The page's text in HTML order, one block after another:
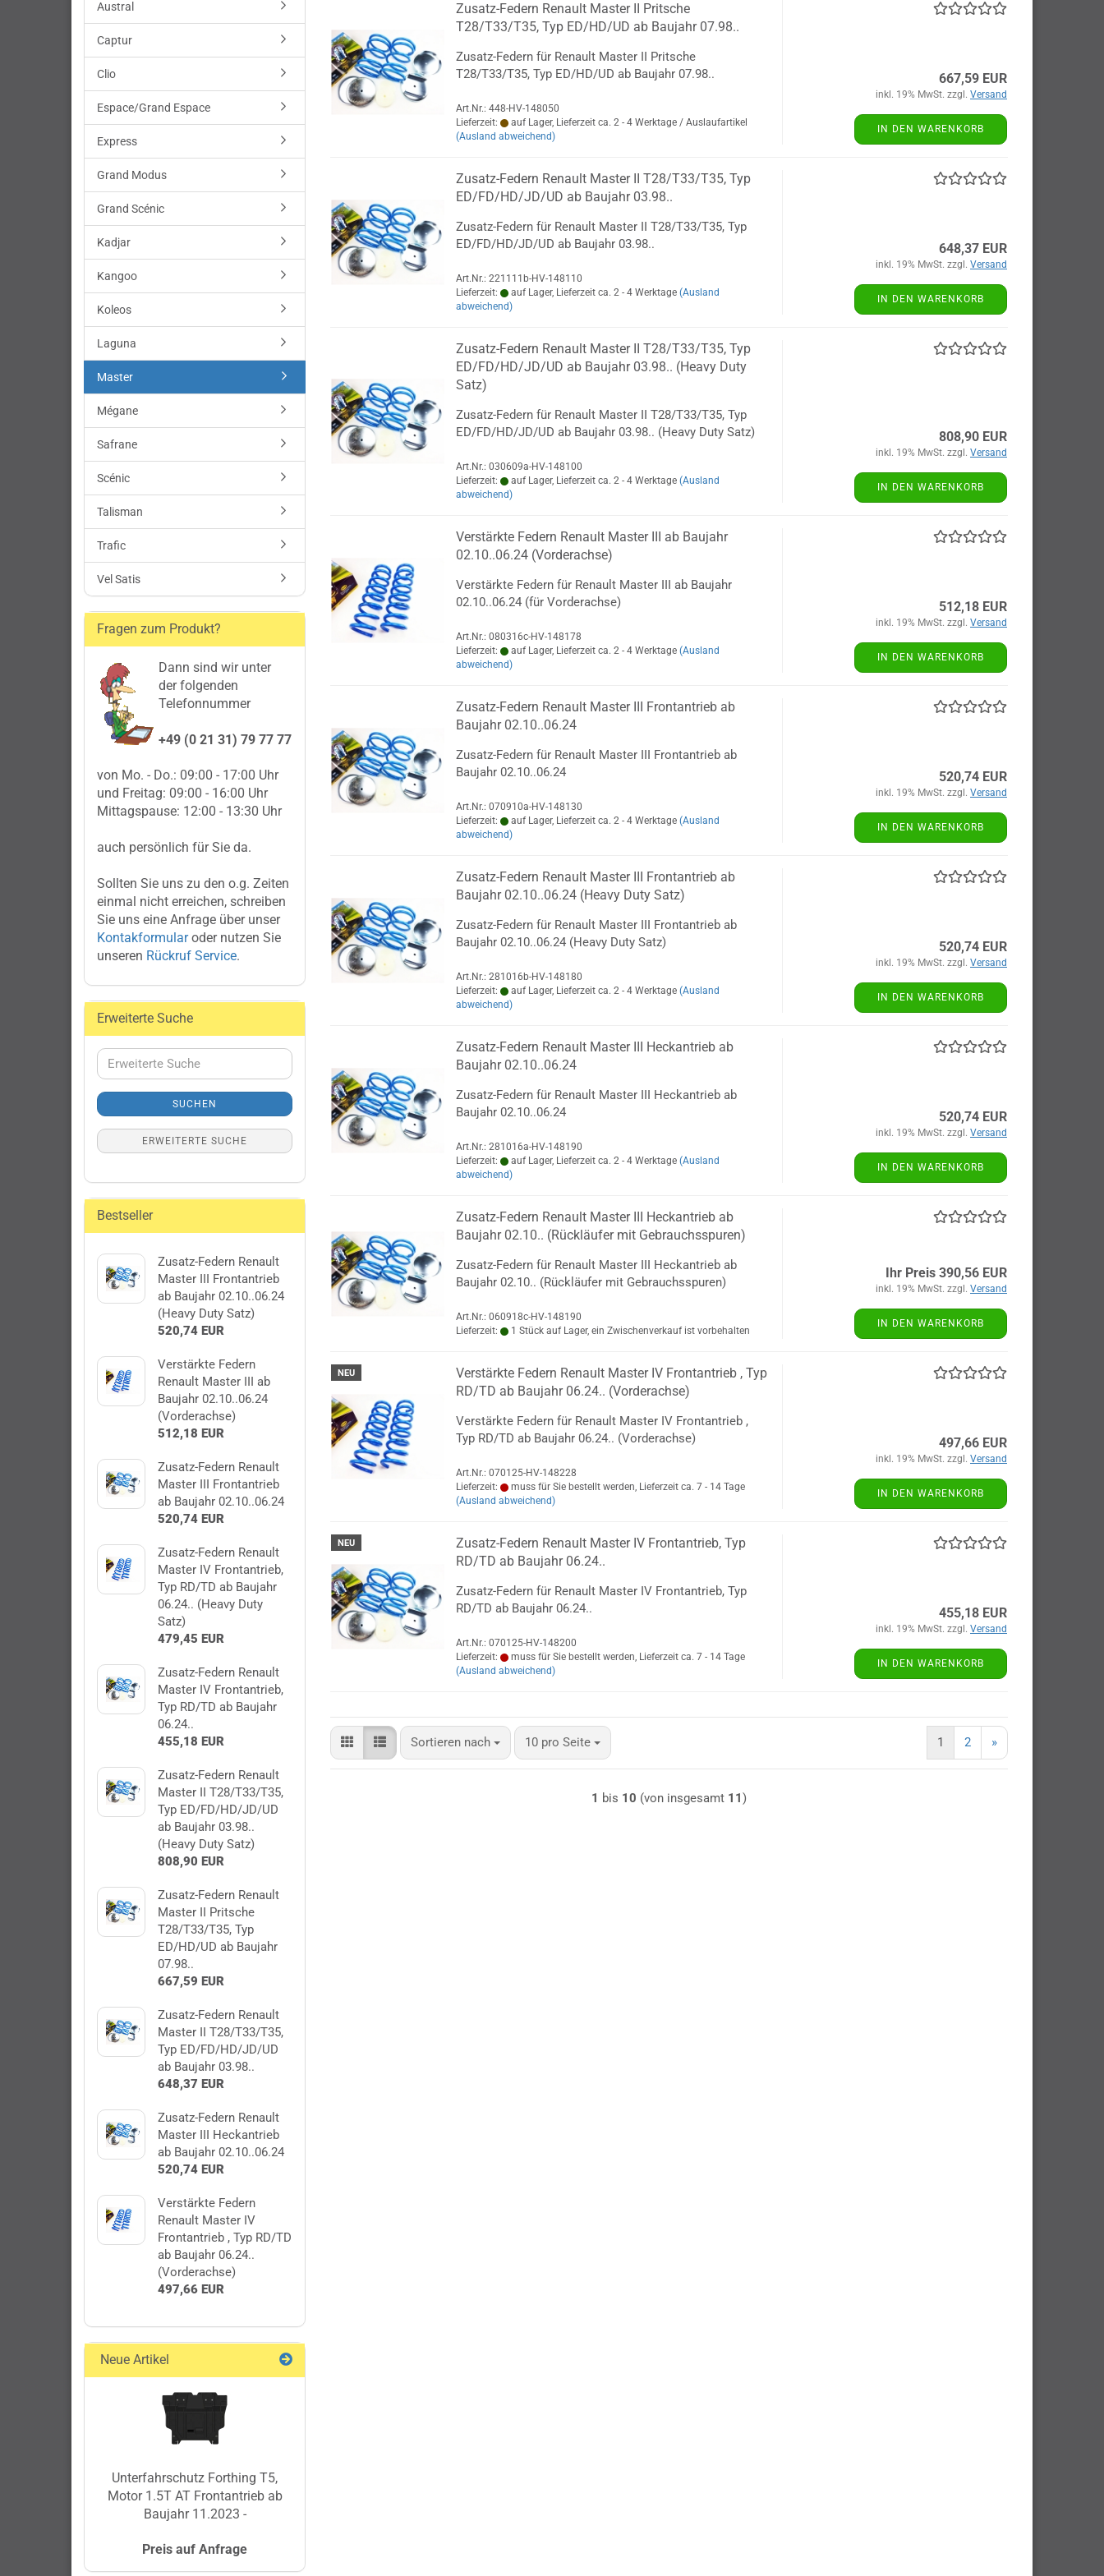
Zusatz-Federn Renault Master II Pritsche
T28/T33/T35, Typ ED/HD/UD ab Baujahr 07.98..
Zusatz-Federn für Renault Master II Pritsche
T28/T33/T35, Typ ED/HD/UD ab Baujahr 07.98..
Art.Nr.: 448-HV-148050
Lieferzeit:
auf Lager, Lieferzeit ca. 2 - 4 Werktage / Auslaufartikel
(Ausland abweichend)
667,59 EUR
inkl. 19% MwSt. zzgl. Versand
IN DEN WARENKORB
Zusatz-Federn Renault Master II T28/T33/T35, Typ
ED/FD/HD/JD/UD ab Baujahr 03.98..
Zusatz-Federn für Renault Master II T28/T33/T35, Typ
ED/FD/HD/JD/UD ab Baujahr 03.98..
Art.Nr.: 221111b-HV-148110
Lieferzeit:
auf Lager, Lieferzeit ca. 2 - 4 Werktage (Ausland
abweichend)
648,37 EUR
inkl. 19% MwSt. zzgl. Versand
IN DEN WARENKORB
Zusatz-Federn Renault Master II T28/T33/T35, Typ
ED/FD/HD/JD/UD ab Baujahr 03.98.. (Heavy Duty
Satz)
Zusatz-Federn für Renault Master II T28/T33/T35, Typ
ED/FD/HD/JD/UD ab Baujahr 03.98.. (Heavy Duty Satz)
Art.Nr.: 030609a-HV-148100
Lieferzeit:
auf Lager, Lieferzeit ca. 2 - 4 Werktage (Ausland
abweichend)
808,90 EUR
inkl. 19% MwSt. zzgl. Versand
IN DEN WARENKORB
Verstärkte Federn Renault Master III ab Baujahr
02.10..06.24 (Vorderachse)
Verstärkte Federn für Renault Master III ab Baujahr
02.10..06.24 (für Vorderachse)
Art.Nr.: 080316c-HV-148178
Lieferzeit:
auf Lager, Lieferzeit ca. 2 - 4 Werktage (Ausland
abweichend)
512,18 EUR
inkl. 19% MwSt. zzgl. Versand
IN DEN WARENKORB
Zusatz-Federn Renault Master III Frontantrieb ab
Baujahr 02.10..06.24
Zusatz-Federn für Renault Master III Frontantrieb ab
Baujahr 02.10..06.24
Art.Nr.: 070910a-HV-148130
Lieferzeit:
auf Lager, Lieferzeit ca. 2 - 4 Werktage (Ausland
abweichend)
520,74 EUR
inkl. 19% MwSt. zzgl. Versand
IN DEN WARENKORB
Zusatz-Federn Renault Master III Frontantrieb ab
Baujahr 02.10..06.24 (Heavy Duty Satz)
Zusatz-Federn für Renault Master III Frontantrieb ab
Baujahr 02.10..06.24 (Heavy Duty Satz)
Art.Nr.: 281016b-HV-148180
Lieferzeit:
auf Lager, Lieferzeit ca. 2 - 4 Werktage (Ausland
abweichend)
520,74 EUR
inkl. 19% MwSt. zzgl. Versand
IN DEN WARENKORB
Zusatz-Federn Renault Master III Heckantrieb ab
Baujahr 02.10..06.24
Zusatz-Federn für Renault Master III Heckantrieb ab
Baujahr 02.10..06.24
Art.Nr.: 281016a-HV-148190
Lieferzeit:
auf Lager, Lieferzeit ca. 2 - 4 Werktage (Ausland
abweichend)
520,74 EUR
inkl. 19% MwSt. zzgl. Versand
IN DEN WARENKORB
Zusatz-Federn Renault Master III Heckantrieb ab
Baujahr 02.10.. (Rückläufer mit Gebrauchsspuren)
Zusatz-Federn für Renault Master III Heckantrieb ab
Baujahr 02.10.. (Rückläufer mit Gebrauchsspuren)
Art.Nr.: 060918c-HV-148190
Lieferzeit:
1 Stück auf Lager, ein Zwischenverkauf ist vorbehalten
Ihr Preis 390,56 EUR
inkl. 19% MwSt. zzgl. Versand
IN DEN WARENKORB
NEU
Verstärkte Federn Renault Master IV Frontantrieb , Typ
RD/TD ab Baujahr 06.24.. (Vorderachse)
Verstärkte Federn für Renault Master IV Frontantrieb ,
Typ RD/TD ab Baujahr 06.24.. (Vorderachse)
Art.Nr.: 070125-HV-148228
Lieferzeit:
muss für Sie bestellt werden, Lieferzeit ca. 7 - 14 Tage
(Ausland abweichend)
497,66 EUR
inkl. 19% MwSt. zzgl. Versand
IN DEN WARENKORB
NEU
Zusatz-Federn Renault Master IV Frontantrieb, Typ
RD/TD ab Baujahr 06.24..
Zusatz-Federn für Renault Master IV Frontantrieb, Typ
RD/TD ab Baujahr 06.24..
Art.Nr.: 070125-HV-148200
Lieferzeit:
muss für Sie bestellt werden, Lieferzeit ca. 7 - 14 Tage
(Ausland abweichend)
455,18 EUR
inkl. 19% MwSt. zzgl. Versand
IN DEN WARENKORB
Sortieren nach
Sortieren nach 10 pro Seite
pro Seite 1 2 »
1 bis 10 (von insgesamt 11)
Austral
Captur
Clio
Espace/Grand Espace
Express
Grand Modus
Grand Scénic
Kadjar
Kangoo
Koleos
Laguna
Master
Mégane
Safrane
Scénic
Talisman
Trafic
Vel Satis
Fragen zum Produkt?
Dann sind wir unter
der folgenden
Telefonnummer
+49 (0 21 31) 79 77 77
von Mo. - Do.: 09:00 - 17:00 Uhr
und Freitag: 09:00 - 16:00 Uhr
Mittagspause: 12:00 - 13:30 Uhr
auch persönlich für Sie da.
Sollten Sie uns zu den o.g. Zeiten
einmal nicht erreichen, schreiben
Sie uns eine Anfrage über unser
Kontakformularoder nutzen Sie
unseren Rückruf Service.
Erweiterte Suche
Erweiterte
Suche
SUCHEN
ERWEITERTE SUCHE
Bestseller
Zusatz-Federn Renault
Master III Frontantrieb
ab Baujahr 02.10..06.24
(Heavy Duty Satz)
520,74 EUR
Verstärkte Federn
Renault Master III ab
Baujahr 02.10..06.24
(Vorderachse)
512,18 EUR
Zusatz-Federn Renault
Master III Frontantrieb
ab Baujahr 02.10..06.24
520,74 EUR
Zusatz-Federn Renault
Master IV Frontantrieb,
Typ RD/TD ab Baujahr
06.24.. (Heavy Duty
Satz)
479,45 EUR
Zusatz-Federn Renault
Master IV Frontantrieb,
Typ RD/TD ab Baujahr
06.24..
455,18 EUR
Zusatz-Federn Renault
Master II T28/T33/T35,
Typ ED/FD/HD/JD/UD
ab Baujahr 03.98..
(Heavy Duty Satz)
808,90 EUR
Zusatz-Federn Renault
Master II Pritsche
T28/T33/T35, Typ
ED/HD/UD ab Baujahr
07.98..
667,59 EUR
Zusatz-Federn Renault
Master II T28/T33/T35,
Typ ED/FD/HD/JD/UD
ab Baujahr 03.98..
648,37 EUR
Zusatz-Federn Renault
Master III Heckantrieb
ab Baujahr 02.10..06.24
520,74 EUR
Verstärkte Federn
Renault Master IV
Frontantrieb , Typ RD/TD
ab Baujahr 06.24..
(Vorderachse)
497,66 EUR
Neue Artikel
Unterfahrschutz Forthing T5,
Motor 1.5T AT Frontantrieb ab
Baujahr 11.2023 -
Preis auf Anfrage